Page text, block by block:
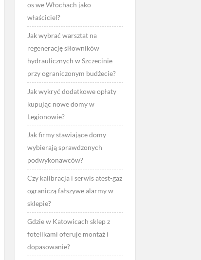
os we Włochach jako
właściciel?
Jak wybrać warsztat na
regenerację siłowników
hydraulicznych w Szczecinie
przy ograniczonym budżecie?
Jak wykryć dodatkowe opłaty
kupując nowe domy w
Legionowie?
Jak firmy stawiające domy
wybierają sprawdzonych
podwykonawców?
Czy kalibracja i serwis atest-gaz
ograniczą fałszywe alarmy w
sklepie?
Gdzie w Katowicach sklep z
fotelikami oferuje montaż i
dopasowanie?